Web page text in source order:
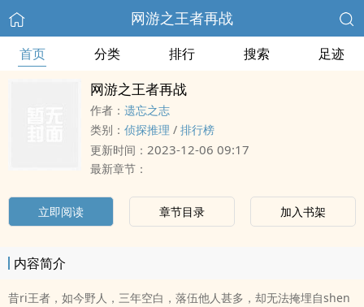
网游之王者再战
首页 分类 排行 搜索 足迹
网游之王者再战
作者： 遗忘之志
类别： 侦探推理 / 排行榜
更新时间： 2023-12-06 09:17
最新章节：
立即阅读 章节目录 加入书架
内容简介
昔ri王者，如今野人，三年空白，落伍他人甚多，却无法掩埋自shen